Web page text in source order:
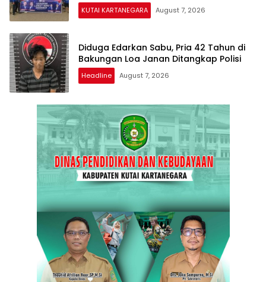
KUTAI KARTANEGARA August 7, 2026
Diduga Edarkan Sabu, Pria 42 Tahun di
Bakungan Loa Janan Ditangkap Polisi
Headline August 7, 2026